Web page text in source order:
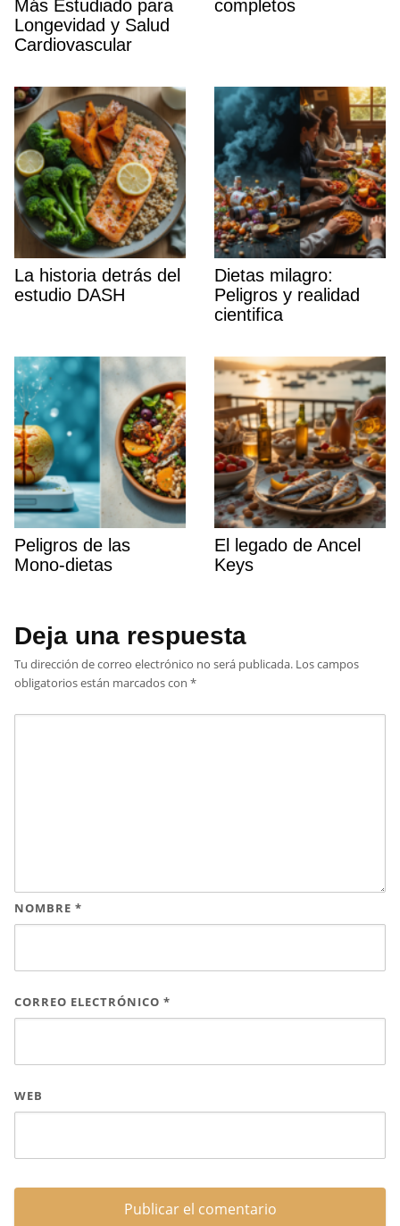
Más Estudiado para
Longevidad y Salud
Cardiovascular
completos
La historia detrás del
estudio DASH
Dietas milagro:
Peligros y realidad
cientifica
Peligros de las
Mono-dietas
El legado de Ancel
Keys
Deja una respuesta
Tu dirección de correo electrónico no será publicada. Los campos
obligatorios están marcados con *
NOMBRE *
CORREO ELECTRÓNICO *
WEB